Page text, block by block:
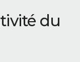
du